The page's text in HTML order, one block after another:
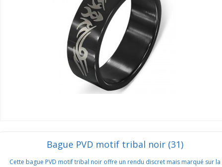
Bague PVD motif tribal noir (31)
Cette bague PVD motif tribal noir offre un rendu discret mais marqué sur la